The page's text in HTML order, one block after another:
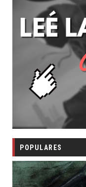
POPULARES